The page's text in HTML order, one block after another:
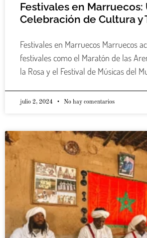
Festivales en Marruecos:
Celebración de Cultura y
Festivales en Marruecos Marruecos
festivales como el Maratón de las
la Rosa y el Festival de Músicas del
julio 2, 2024 No hay comentarios